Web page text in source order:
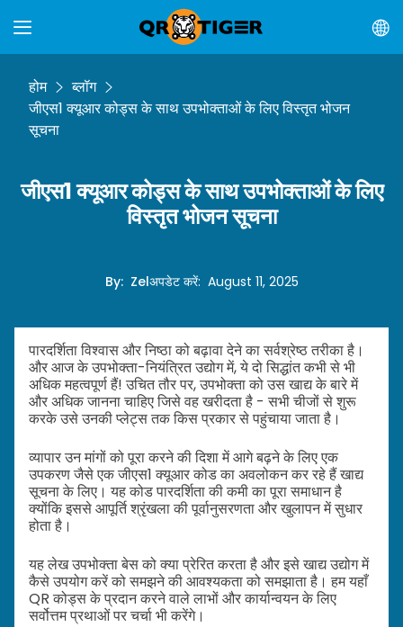
होम
ब्लॉग
जीएस1 क्यूआर कोड्स के साथ उपभोक्ताओं के लिए विस्तृत भोजन
सूचना
जीएस1 क्यूआर कोड्स के साथ उपभोक्ताओं के लिए
विस्तृत भोजन सूचना
By: Zelअपडेट करें: August 11, 2025
पारदर्शिता विश्वास और निष्ठा को बढ़ावा देने का सर्वश्रेष्ठ तरीका है।
और आज के उपभोक्ता-नियंत्रित उद्योग में, ये दो सिद्धांत कभी से भी
अधिक महत्वपूर्ण हैं! उचित तौर पर, उपभोक्ता को उस खाद्य के बारे में
और अधिक जानना चाहिए जिसे वह खरीदता है - सभी चीजों से शुरू
करके उसे उनकी प्लेट्स तक किस प्रकार से पहुंचाया जाता है।
व्यापार उन मांगों को पूरा करने की दिशा में आगे बढ़ने के लिए एक
उपकरण जैसे एक जीएस1 क्यूआर कोड का अवलोकन कर रहे हैं खाद्य
सूचना के लिए। यह कोड पारदर्शिता की कमी का पूरा समाधान है
क्योंकि इससे आपूर्ति श्रृंखला की पूर्वानुसरणता और खुलापन में सुधार
होता है।
यह लेख उपभोक्ता बेस को क्या प्रेरित करता है और इसे खाद्य उद्योग में
कैसे उपयोग करें को समझने की आवश्यकता को समझाता है। हम यहाँ
QR कोड्स के प्रदान करने वाले लाभों और कार्यान्वयन के लिए
सर्वोत्तम प्रथाओं पर चर्चा भी करेंगे।